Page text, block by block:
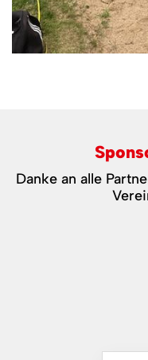
Danke an alle